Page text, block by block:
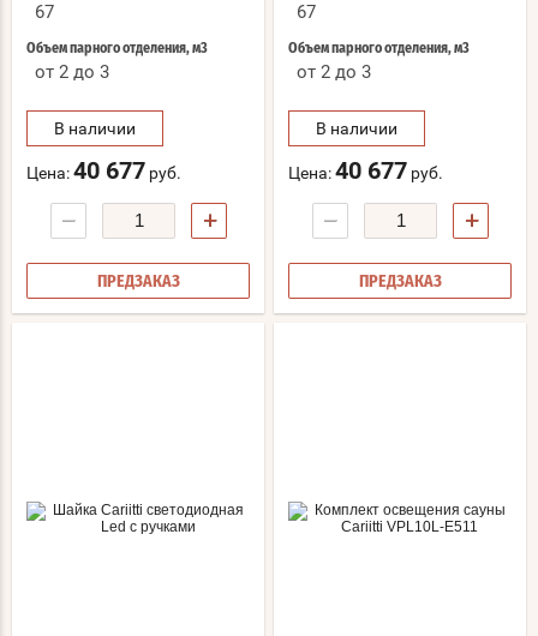
67
Объем парного отделения, м3
от 2 до 3
В наличии
Цена:40 677 руб.
− +
ПРЕДЗАКАЗ
67
Объем парного отделения, м3
от 2 до 3
В наличии
Цена:40 677 руб.
− +
ПРЕДЗАКАЗ